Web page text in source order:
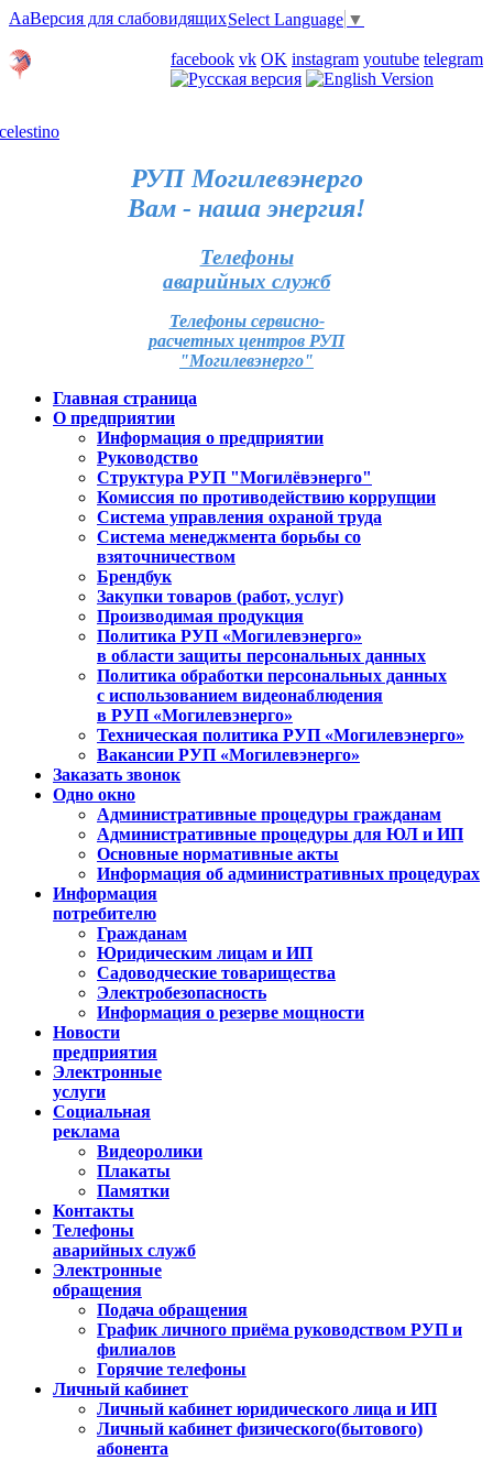
AaВерсия для слабовидящихSelect Language ▼
facebook vk OK instagram youtube telegram
РУП Могилевэнерго
Вам - наша энергия!
Телефоны
аварийных служб
Телефоны сервисно-
расчетных центров РУП
"Могилевэнерго"
Главная страница
О предприятии
Информация о предприятии
Руководство
Структура РУП "Могилёвэнерго"
Комиссия по противодействию коррупции
Система управления охраной труда
Система менеджмента борьбы со
взяточничеством
Брендбук
Закупки товаров (работ, услуг)
Производимая продукция
Политика РУП «Могилевэнерго»
в области защиты персональных данных
Политика обработки персональных данных
с использованием видеонаблюдения
в РУП «Могилевэнерго»
Техническая политика РУП «Могилевэнерго»
Вакансии РУП «Могилевэнерго»
Заказать звонок
Одно окно
Административные процедуры гражданам
Административные процедуры для ЮЛ и ИП
Основные нормативные акты
Информация об административных процедурах
Информация
потребителю
Гражданам
Юридическим лицам и ИП
Садоводческие товарищества
Электробезопасность
Информация о резерве мощности
Новости
предприятия
Электронные
услуги
Социальная
реклама
Видеоролики
Плакаты
Памятки
Контакты
Телефоны
аварийных служб
Электронные
обращения
Подача обращения
График личного приёма руководством РУП и
филиалов
Горячие телефоны
Личный кабинет
Личный кабинет юридического лица и ИП
Личный кабинет физического(бытового)
абонента